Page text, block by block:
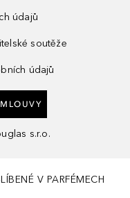
údajů
soutěže
údajů
s.r.o.
V PARFÉMECH